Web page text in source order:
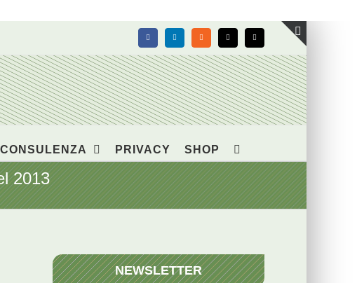
FacebookLinkedIn Rss X Email
CONSULENZA PRIVACY SHOP
2013
NEWSLETTER
Toggle
area
barra
scorrevole